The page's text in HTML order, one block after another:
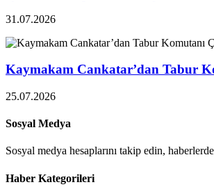
31.07.2026
Kaymakam Cankatar’dan Tabur
25.07.2026
Sosyal Medya
Sosyal medya hesaplarını takip edin,
Haber Kategorileri